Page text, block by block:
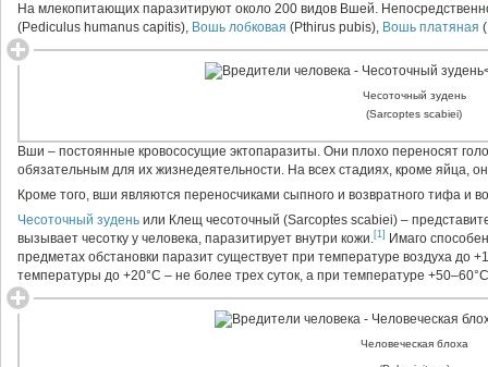
На млекопитающих паразитируют около 200 видов Вшей.
(Pediculus humanus capitis), Вошь лобковая (Pthirus pubis), Вошь платяная
Чесоточный зудень
(Sarcoptes scabiei)
Вши – постоянные кровососущие эктопаразиты. Они плохо переносят
обязательным для их жизнедеятельности. На всех стадиях, кроме яйца,
Кроме того, вши являются переносчиками сыпного и возвратного тифа и
Чесоточный зудень или Клещ чесоточный (Sarcoptes scabiei) –
вызывает чесотку у человека, паразитирует внутри кожи.[1]
Имаго
предметах обстановки паразит существует при температуре воздуха до
температуры до +20°C – не более трех суток, а при температуре
Человеческая блоха